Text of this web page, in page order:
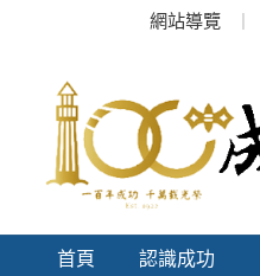
網站導覽
首頁 認識成功